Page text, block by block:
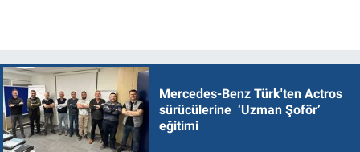
Mercedes-Benz Türk'ten Actros
sürücülerine ‘Uzman Şoför’
eğitimi